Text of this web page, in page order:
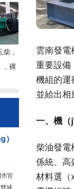
，
，裸
）
官
城
雲南發
重要設備
機組的運
並給出相
一、機（
柴油發電
係統、高
材料選（